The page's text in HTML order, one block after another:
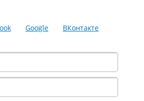
Google ВКонтакте